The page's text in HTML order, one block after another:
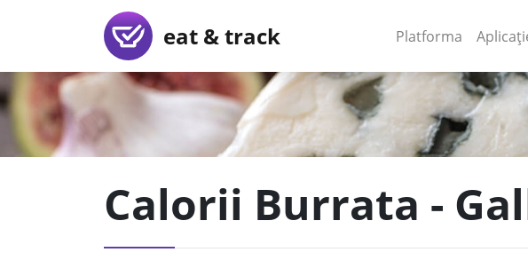
eat & track Platforma (current)
Calorii Burrata -